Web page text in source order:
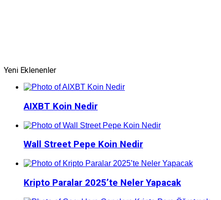
Yeni Eklenenler
AIXBT Koin Nedir
Wall Street Pepe Koin Nedir
Kripto Paralar 2025’te Neler Yapacak